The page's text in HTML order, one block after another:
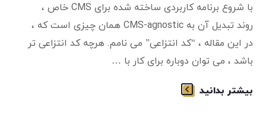
با شروع برنامه کاربردی ساخته شده برای CMS خاص ،
روند تبدیل آن به CMS-agnostic همان چیزی است که ،
در این مقاله ، “کد انتزاعی” می نامم. هرچه کد انتزاعی تر
باشد ، می توان دوباره برای کار با …
بیشتر بدانید